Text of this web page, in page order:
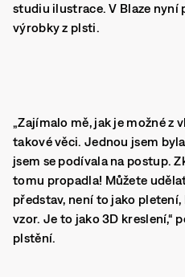
studiu ilustrace. V Blaze nyní
výrobky z plsti.
„Zajímalo mě, jak je možné z
takové věci. Jednou jsem
jsem se podívala na postup.
tomu propadla! Můžete
představ, není to jako
vzor. Je to jako 3D kreslení,“
plstění.